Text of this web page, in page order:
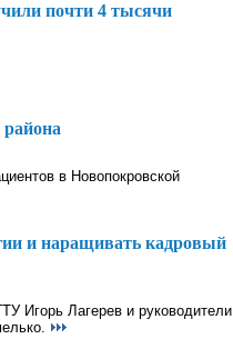
почти 4 тысячи
в Новопокровской
и наращивать кадровый
Игорь Лагерев и руководители